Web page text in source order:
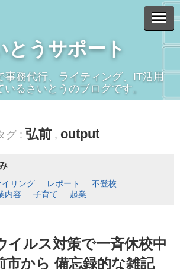
とうサポート
事務代行、ライティング、IT活用
いるさいとうのブログです。
グ : 弘前 , output
イリング レポート
不登校
内容 子育て 起業
イルス対策で一斉休校中
市から 備忘録的な雑記